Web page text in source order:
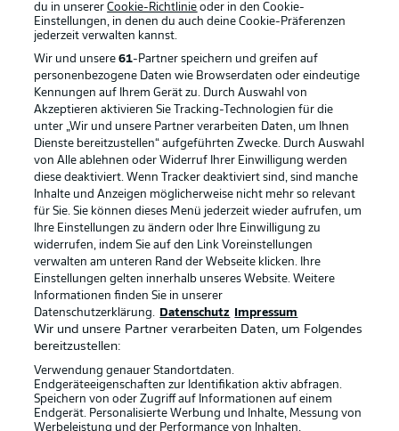
Rechtliche Hinweise Voreinstellungen verwalten
Datenschutz Nutzungsbedingungen
Broadcaster Kontakt
Jobs Impressum
Partner Spieler
Liveticker
du in unsererCookie-Richtlinie oder in den Cookie-
Einstellungen, in denen du auch deine Cookie-Präferenzen
jederzeit verwalten kannst.
Wir und unsere61-Partner speichern und greifen auf
personenbezogene Daten wie Browserdaten oder eindeutige
Kennungen auf Ihrem Gerät zu. Durch Auswahl von
Akzeptieren aktivieren Sie Tracking-Technologien für die
unter „Wir und unsere Partner verarbeiten Daten, um Ihnen
Dienste bereitzustellen“ aufgeführten Zwecke. Durch Auswahl
von Alle ablehnen oder Widerruf Ihrer Einwilligung werden
diese deaktiviert. Wenn Tracker deaktiviert sind, sind manche
Inhalte und Anzeigen möglicherweise nicht mehr so relevant
für Sie. Sie können dieses Menü jederzeit wieder aufrufen, um
Ihre Einstellungen zu ändern oder Ihre Einwilligung zu
widerrufen, indem Sie auf den Link Voreinstellungen
verwalten am unteren Rand der Webseite klicken. Ihre
Einstellungen gelten innerhalb unseres Website. Weitere
Informationen finden Sie in unserer
Datenschutzerklärung.
Datenschutz Impressum
Wir und unsere Partner verarbeiten Daten, um Folgendes
bereitzustellen:
Verwendung genauer Standortdaten.
Endgeräteeigenschaften zur Identifikation aktiv abfragen.
Speichern von oder Zugriff auf Informationen auf einem
Endgerät. Personalisierte Werbung und Inhalte, Messung von
Werbeleistung und der Performance von Inhalten,